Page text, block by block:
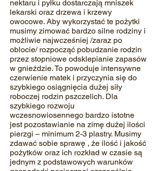
nektaru i pyłku dostarczają mniszek
lekarski oraz drzewa i krzewy
owocowe. Aby wykorzystać te pożytki
musimy zimować bardzo silne rodziny i
możliwie najwcześniej /zaraz po
oblocie/ rozpocząć pobudzanie rodzin
przez stopniowe odsklepianie zapasów
w gnieździe. To powoduje intensywne
czerwienie matek i przyczynia się do
szybkiego osiągnięcia dużej siły
roboczej rodzin pszczelich. Dla
szybkiego rozwoju
wczesnowiosennego bardzo istotne
jest pozostawianie na zimę dużej ilości
pierzgi – minimum 2-3 plastry. Musimy
zdawać sobie sprawę , że ilość i jakość
pożytków oraz ich rozkład w czasie są
jednym z podstawowych warunków